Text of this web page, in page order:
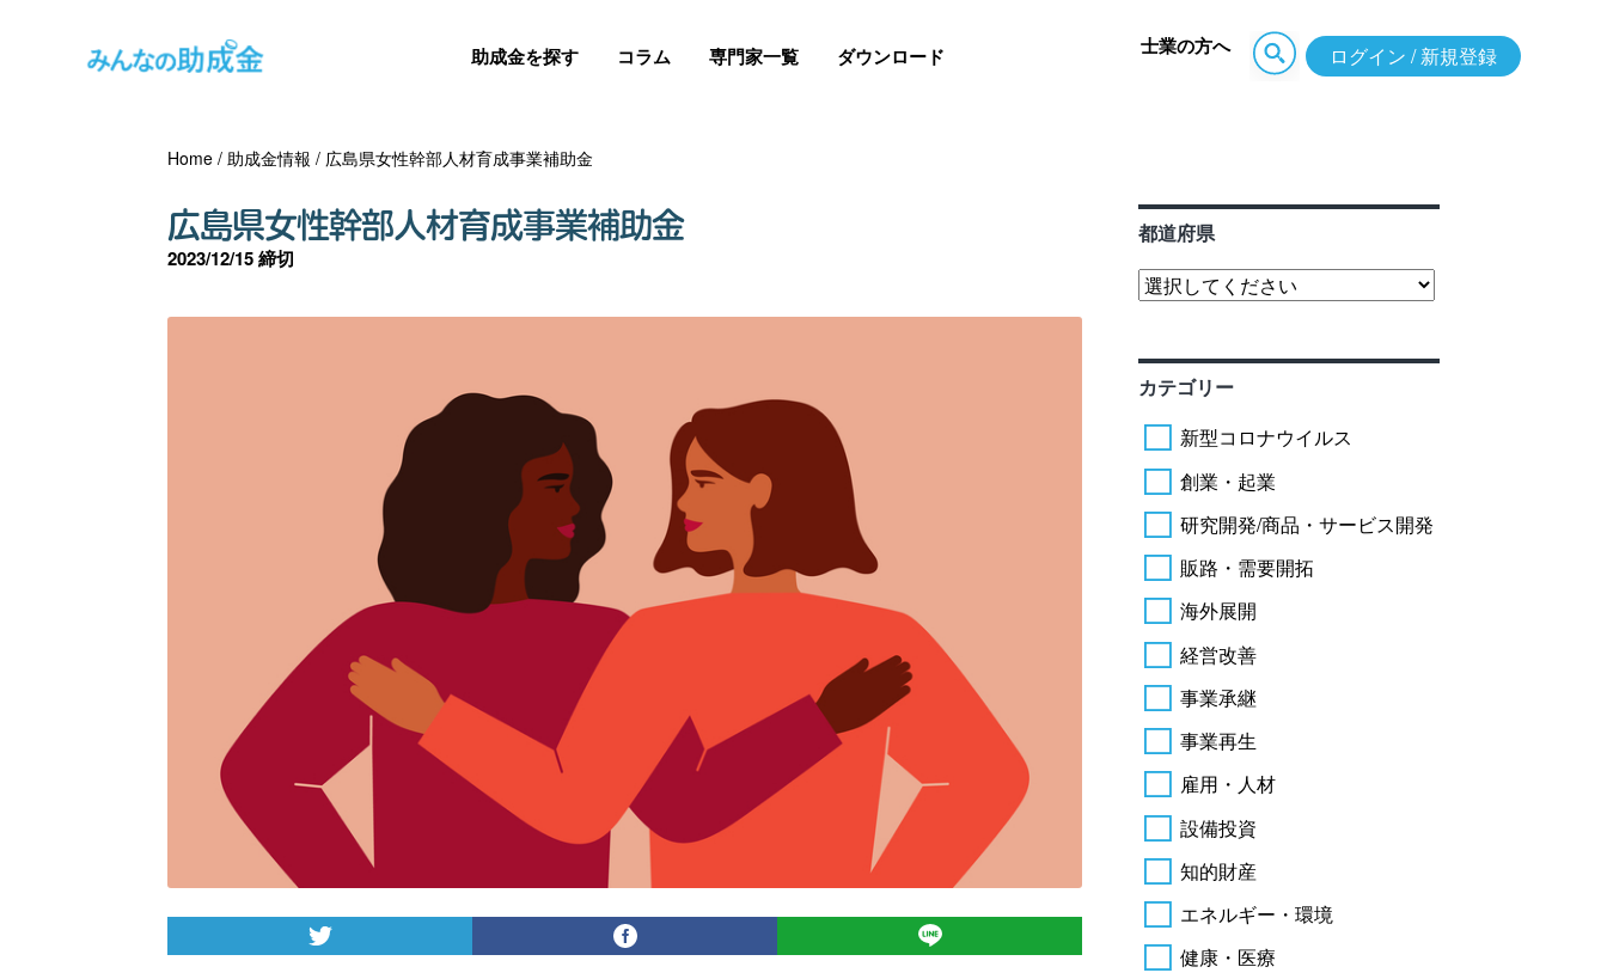
助成金を探す コラム 専門家一覧 ダウンロード 士業の方へ ログイン / 新規登録
Home /助成金情報 / 広島県女性幹部人材育成事業補助金
広島県女性幹部人材育成事業補助金
2023/12/15 締切
都道府県
カテゴリー
新型コロナウイルス
創業・起業
研究開発/商品・サービス開発
販路・需要開拓
海外展開
経営改善
事業承継
事業再生
雇用・人材
設備投資
知的財産
エネルギー・環境
健康・医療